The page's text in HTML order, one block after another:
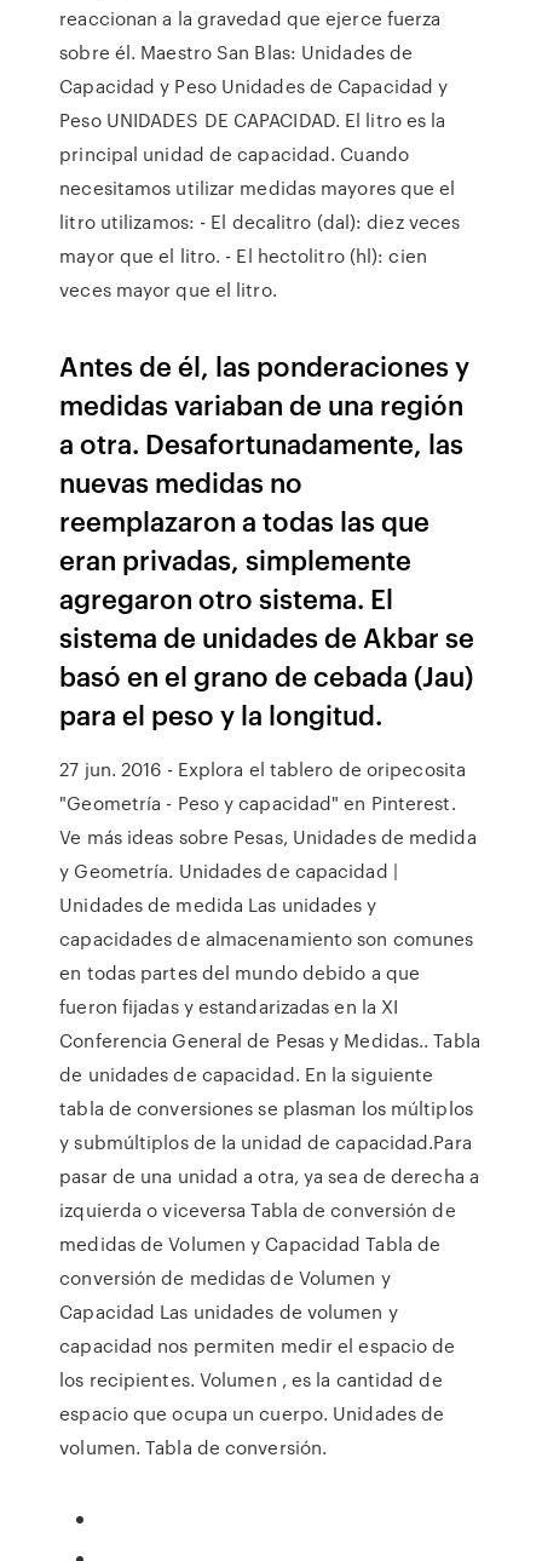
reaccionan a la gravedad que ejerce fuerza
sobre él. Maestro San Blas: Unidades de
Capacidad y Peso Unidades de Capacidad y
Peso UNIDADES DE CAPACIDAD. El litro es la
principal unidad de capacidad. Cuando
necesitamos utilizar medidas mayores que el
litro utilizamos: - El decalitro (dal): diez veces
mayor que el litro. - El hectolitro (hl): cien
veces mayor que el litro.
Antes de él, las ponderaciones y
medidas variaban de una región
a otra. Desafortunadamente, las
nuevas medidas no
reemplazaron a todas las que
eran privadas, simplemente
agregaron otro sistema. El
sistema de unidades de Akbar se
basó en el grano de cebada (Jau)
para el peso y la longitud.
27 jun. 2016 - Explora el tablero de oripecosita
"Geometría - Peso y capacidad" en Pinterest.
Ve más ideas sobre Pesas, Unidades de medida
y Geometría. Unidades de capacidad |
Unidades de medida Las unidades y
capacidades de almacenamiento son comunes
en todas partes del mundo debido a que
fueron fijadas y estandarizadas en la XI
Conferencia General de Pesas y Medidas.. Tabla
de unidades de capacidad. En la siguiente
tabla de conversiones se plasman los múltiplos
y submúltiplos de la unidad de capacidad.Para
pasar de una unidad a otra, ya sea de derecha a
izquierda o viceversa Tabla de conversión de
medidas de Volumen y Capacidad Tabla de
conversión de medidas de Volumen y
Capacidad Las unidades de volumen y
capacidad nos permiten medir el espacio de
los recipientes. Volumen , es la cantidad de
espacio que ocupa un cuerpo. Unidades de
volumen. Tabla de conversión.